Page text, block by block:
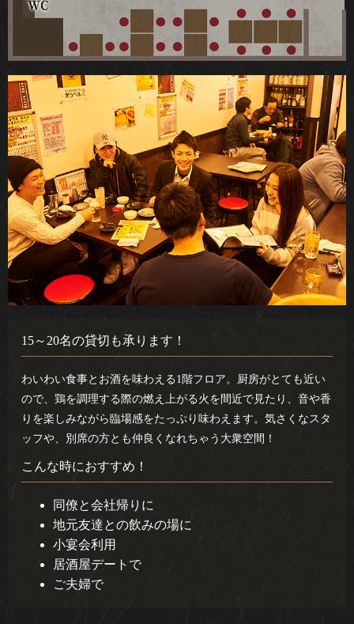
15～20名の貸切も承ります！
わいわい食事とお酒を味わえる1階フロア。厨房がとても近い
ので、鶏を調理する際の燃え上がる火を間近で見たり、音や香
りを楽しみながら臨場感をたっぷり味わえます。気さくなスタ
ッフや、別席の方とも仲良くなれちゃう大衆空間！
こんな時におすすめ！
同僚と会社帰りに
地元友達との飲みの場に
小宴会利用
居酒屋デートで
ご夫婦で